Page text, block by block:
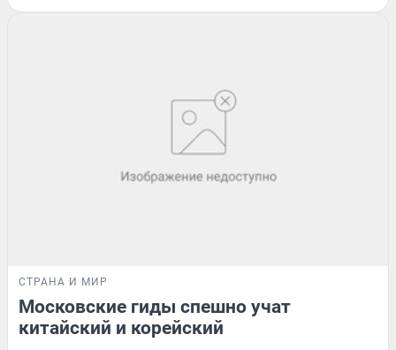
СТРАНА И МИР
Московские гиды спешно учат
китайский и корейский